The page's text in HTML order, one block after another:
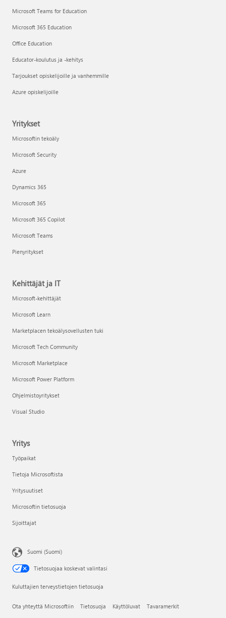
Microsoft Teams for Education
Microsoft 365 Education
Office Education
Educator-koulutus ja -kehitys
Tarjoukset opiskelijoille ja vanhemmille
Azure opiskelijoille
Yritykset
Microsoftin tekoäly
Microsoft Security
Azure
Dynamics 365
Microsoft 365
Microsoft 365 Copilot
Microsoft Teams
Pienyritykset
Kehittäjät ja IT
Microsoft-kehittäjät
Microsoft Learn
Marketplacen tekoälysovellusten tuki
Microsoft Tech Community
Microsoft Marketplace
Microsoft Power Platform
Ohjelmistoyritykset
Visual Studio
Yritys
Työpaikat
Tietoja Microsoftista
Yritysuutiset
Microsoftin tietosuoja
Sijoittajat
Suomi (Suomi)
Tietosuojaa koskevat valintasi
Kuluttajien terveystietojen tietosuoja
Ota yhteyttä Microsoftiin Tietosuoja Käyttöluvat Tavaramerkit